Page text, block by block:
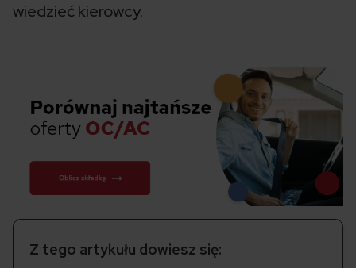
wiedzieć kierowcy.
Z tego artykułu dowiesz się: